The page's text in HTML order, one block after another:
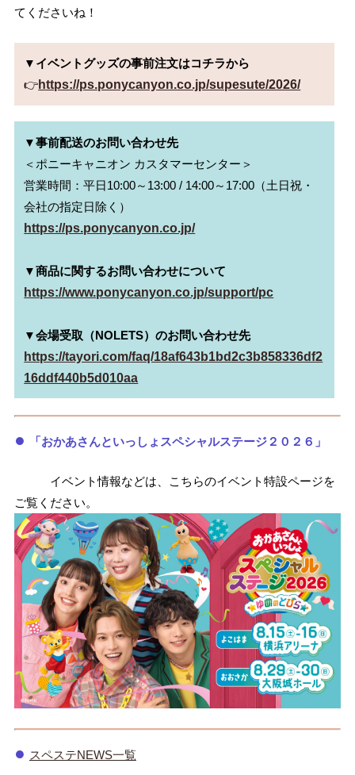
てくださいね！
▼イベントグッズの事前注文はコチラから
👉https://ps.ponycanyon.co.jp/supesute/2026/
▼事前配送のお問い合わせ先
＜ポニーキャニオン カスタマーセンター＞
営業時間：平日10:00～13:00 / 14:00～17:00（土日祝・
https://ps.ponycanyon.co.jp/
▼商品に関するお問い合わせについて
https://www.ponycanyon.co.jp/support/pc
▼会場受取（NOLETS）のお問い合わせ先
https://tayori.com/faq/18af643b1bd2c3b858336df2
16ddf440b5d010aa
「おかあさんといっしょスペシャルステージ２０２６」
イベント情報などは、こちらのイベント特設ページを
ご覧ください。
スペステNEWS一覧